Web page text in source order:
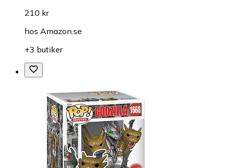
210 kr
hos Amazon.se
+3 butiker